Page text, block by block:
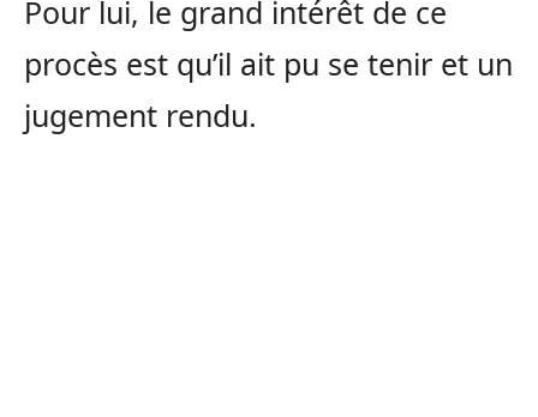
Pour lui, le grand intérêt de ce
procès est qu’il ait pu se tenir et un
jugement rendu.